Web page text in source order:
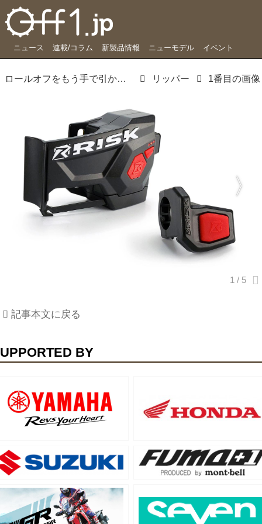
ニュース 連載/コラム 新製品情報 ニューモデル イベント
ロールオフをもう手で引かなくていいんです。遠隔操作で常にキレイな視界を リッパー 1番目の画像
記事本文に戻る
BY